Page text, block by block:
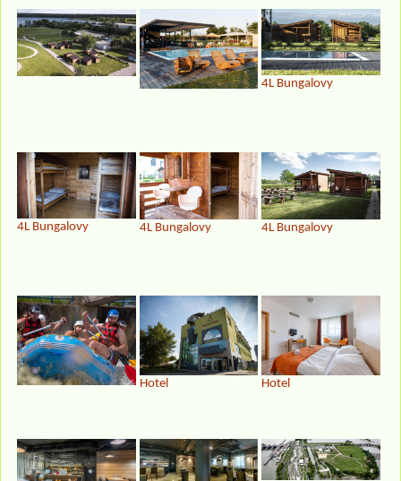
4L Bungalovy
4L Bungalovy 4L Bungalovy 4L Bungalovy
Hotel Hotel